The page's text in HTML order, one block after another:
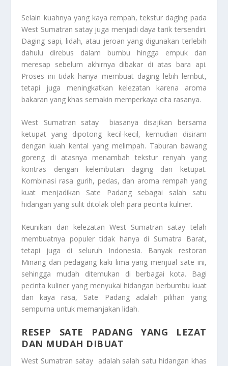
Selain kuahnya yang kaya rempah, tekstur daging pada
West Sumatran satay juga menjadi daya tarik tersendiri.
Daging sapi, lidah, atau jeroan yang digunakan terlebih
dahulu direbus dalam bumbu hingga empuk dan
meresap sebelum akhirnya dibakar di atas bara api.
Proses ini tidak hanya membuat daging lebih lembut,
tetapi juga meningkatkan kelezatan karena aroma
bakaran yang khas semakin memperkaya cita rasanya.
West Sumatran satay biasanya disajikan bersama
ketupat yang dipotong kecil-kecil, kemudian disiram
dengan kuah kental yang melimpah. Taburan bawang
goreng di atasnya menambah tekstur renyah yang
kontras dengan kelembutan daging dan ketupat.
Kombinasi rasa gurih, pedas, dan aroma rempah yang
kuat menjadikan Sate Padang sebagai salah satu
hidangan yang sulit ditolak oleh para pecinta kuliner.
Keunikan dan kelezatan West Sumatran satay telah
membuatnya populer tidak hanya di Sumatra Barat,
tetapi juga di seluruh Indonesia. Banyak restoran
Minang dan pedagang kaki lima yang menjual sate ini,
sehingga mudah ditemukan di berbagai kota. Bagi
pecinta kuliner yang menyukai hidangan berbumbu kuat
dan kaya rasa, Sate Padang adalah pilihan yang
sempurna untuk memanjakan lidah.
RESEP SATE PADANG YANG LEZAT
DAN MUDAH DIBUAT
West Sumatran satay adalah salah satu hidangan khas